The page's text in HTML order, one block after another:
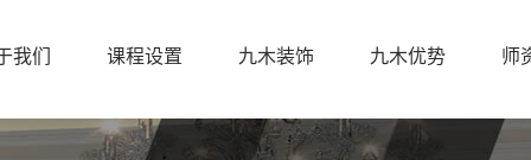
我们 课程设置 九木装饰 九木优势 师